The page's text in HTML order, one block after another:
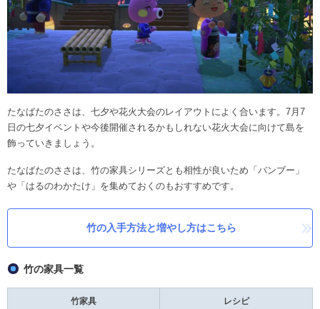
たなばたのささは、七夕や花火大会のレイアウトによく合います。7月7
日の七夕イベントや今後開催されるかもしれない花火大会に向けて島を
飾っていきましょう。
たなばたのささは、竹の家具シリーズとも相性が良いため「バンブー」
や「はるのわかたけ」を集めておくのもおすすめです。
竹の入手方法と増やし方はこちら
竹の家具一覧
竹家具 レシピ